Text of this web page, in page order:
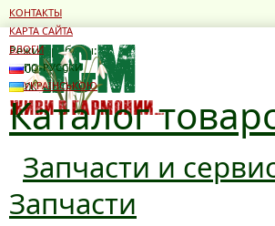
Режим работы:
10:00 - 19:00
10:00 - 16:00
Каталог
Запчасти и
Запчасти
КОНТАКТЫ
КАРТА САЙТА
БЛОГИ
ПО-РУССКИ
УКРАЇНСЬКОЮ